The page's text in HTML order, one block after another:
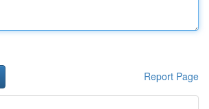
Report Page